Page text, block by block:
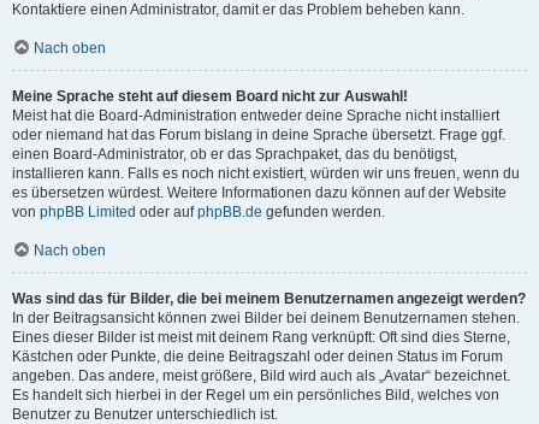
Kontaktiere einen Administrator, damit er das Problem beheben kann.
Nach oben
Meine Sprache steht auf diesem Board nicht zur Auswahl!
Meist hat die Board-Administration entweder deine Sprache nicht installiert
oder niemand hat das Forum bislang in deine Sprache übersetzt. Frage ggf.
einen Board-Administrator, ob er das Sprachpaket, das du benötigst,
installieren kann. Falls es noch nicht existiert, würden wir uns freuen, wenn du
es übersetzen würdest. Weitere Informationen dazu können auf der Website
von phpBB Limited oder aufphpBB.de gefunden werden.
Nach oben
Was sind das für Bilder, die bei meinem Benutzernamen angezeigt werden?
In der Beitragsansicht können zwei Bilder bei deinem Benutzernamen stehen.
Eines dieser Bilder ist meist mit deinem Rang verknüpft: Oft sind dies Sterne,
Kästchen oder Punkte, die deine Beitragszahl oder deinen Status im Forum
angeben. Das andere, meist größere, Bild wird auch als „Avatar“ bezeichnet.
Es handelt sich hierbei in der Regel um ein persönliches Bild, welches von
Benutzer zu Benutzer unterschiedlich ist.